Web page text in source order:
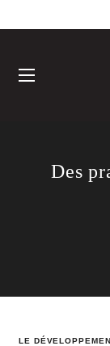
Des
LE